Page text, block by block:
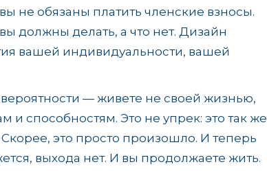
не обязаны платить членские взносы.
должны делать, а что нет. Дизайн
вашей индивидуальности, вашей
— живете не своей жизнью,
и способностям. Это не упрек: это так же
это просто произошло. И теперь
выхода нет. И вы продолжаете жить.